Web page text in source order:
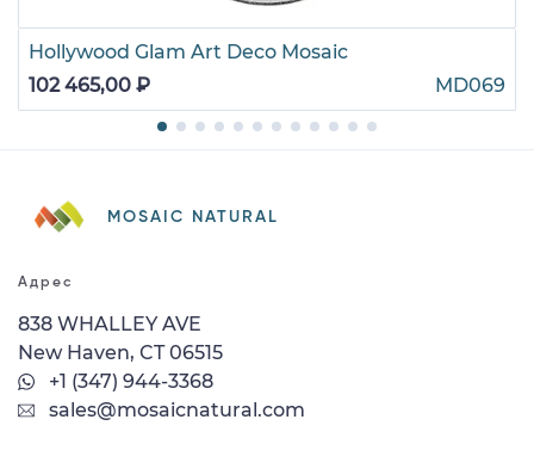
Hollywood Glam Art Deco Mosaic
102 465,00 ₽
MD069
MOSAIC NATURAL
Адрес
838 WHALLEY AVE
New Haven, CT 06515
+1 (347) 944-3368
sales@mosaicnatural.com